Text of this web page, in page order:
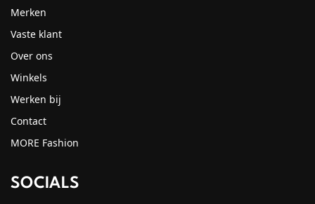
Merken
Vaste klant
Over ons
Winkels
Werken bij
Contact
MORE Fashion
SOCIALS